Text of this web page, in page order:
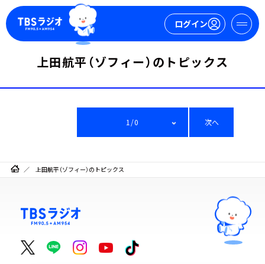
ログイン
今日の番組表
週間番組表
トピックス
TBS Podcast
上田航平（ゾフィー）のトピックス
1/0 次へ
上田航平（ゾフィー）のトピックス